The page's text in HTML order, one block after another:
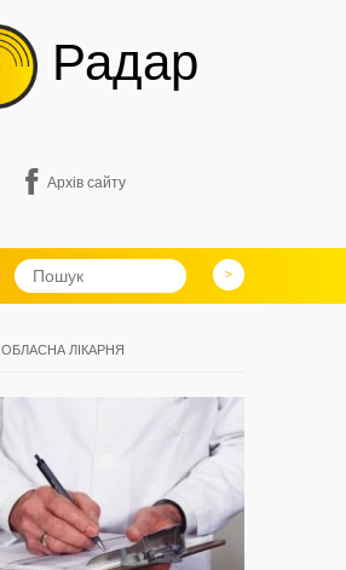
Радар
Архів сайту
ОБЛАСНА ЛІКАРНЯ